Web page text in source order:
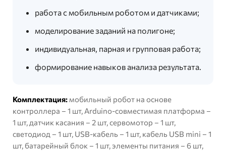
работа с мобильным роботом и датчиками;
моделирование заданий на полигоне;
индивидуальная, парная и групповая работа;
формирование навыков анализа результата.
Комплектация: мобильный робот на основе
контроллера – 1 шт, Arduino-совместимая платформа –
1 шт, датчик касания – 2 шт, сервомотор – 1 шт,
светодиод – 1 шт, USB-кабель – 1 шт, кабель USB mini – 1
шт, батарейный блок – 1 шт, элементы питания – 6 шт,